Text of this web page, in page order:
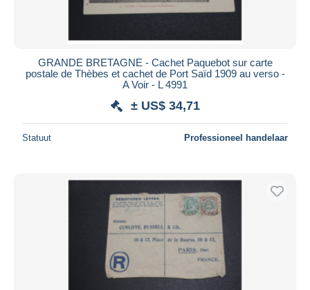
GRANDE BRETAGNE - Cachet Paquebot sur carte
postale de Thèbes et cachet de Port Saïd 1909 au verso -
A Voir - L 4991
± US$ 34,71
Statuut Professioneel handelaar